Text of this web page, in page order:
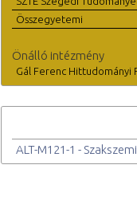
Összegyetemi
Önálló intézmény
Gál Ferenc Hittudományi
ALT-M121-1 -